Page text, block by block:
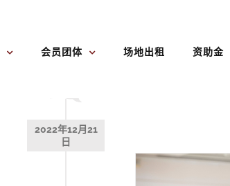
会员团体 场地出租 资助金
2022年12月21
日